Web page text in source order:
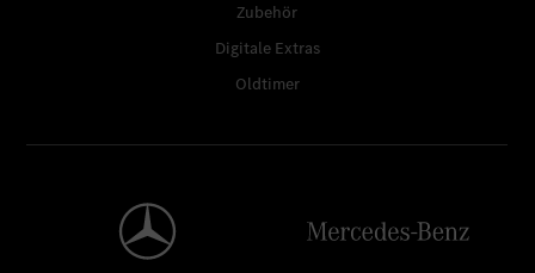
Zubehör
Digitale Extras
Oldtimer